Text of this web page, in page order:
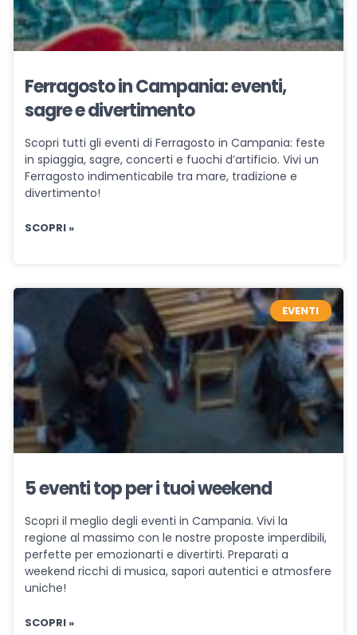
Ferragosto in Campania: eventi,
sagre e divertimento
Scopri tutti gli eventi di Ferragosto in Campania: feste
in spiaggia, sagre, concerti e fuochi d’artificio. Vivi un
Ferragosto indimenticabile tra mare, tradizione e
divertimento!
SCOPRI »
EVENTI
5 eventi top per i tuoi weekend
Scopri il meglio degli eventi in Campania. Vivi la
regione al massimo con le nostre proposte imperdibili,
perfette per emozionarti e divertirti. Preparati a
weekend ricchi di musica, sapori autentici e atmosfere
uniche!
SCOPRI »